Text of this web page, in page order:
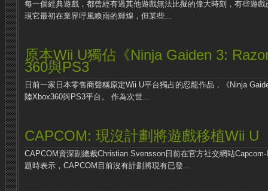
每一個經典遊戲，都曾經有過其他遊戲無法比擬的偉大時刻，有些遊
現它最初在業界呼風喚雨的輝煌，但某些...
原本Wii U獨佔《Ninja Gaiden 3:
360與PS3
日前一家日本零售商聲稱原定Wii U平台獨占的忍龍作品，《Ninja
陸Xbox360與PS3平台。 作為次世...
CAPCOM: 現沒計劃將遊戲移植Wii U
CAPCOM資深副總裁Christian Svensson日前在官方社交網站
題時表示，CAPCOM目前沒有計劃將現有已發...